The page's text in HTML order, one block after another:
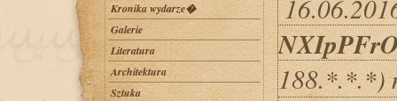
Kronika wydarze�
Galerie
Literatura
Architektura
Sztuka
188.*.*.*)